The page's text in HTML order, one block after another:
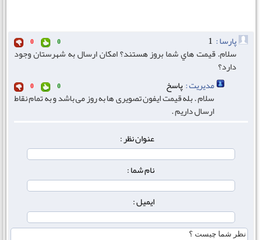
پارسا : 1
0
0
سلام. قيمت هاي شما بروز هستند؟ امکان ارسال به شهرستان وجود
دارد؟
مدیریت :پاسخ 0
0
سلام . بله قیمت ایفون تصویری ها به روز می باشد و به تمام نقاط
ارسال داریم .
عنوان نظر :
نام شما :
ایمیل :